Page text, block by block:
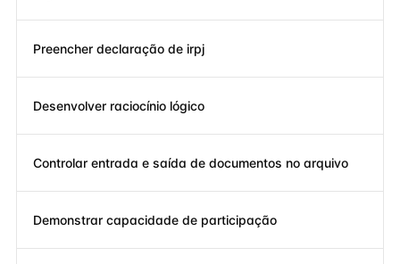
Preencher declaração de irpj
Desenvolver raciocínio lógico
Controlar entrada e saída de documentos no arquivo
Demonstrar capacidade de participação